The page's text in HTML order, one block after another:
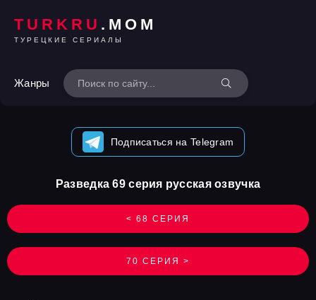
TURKRU .MOM
ТУРЕЦКИЕ СЕРИАЛЫ
Жанры
Подписаться на Telegram
< 68 СЕРИЯ
Разведка 69 серия русская озвучка
70 СЕРИЯ >